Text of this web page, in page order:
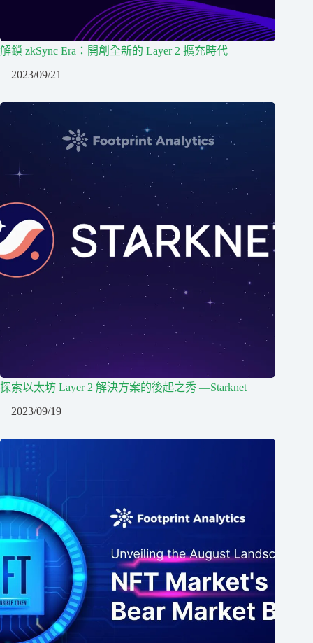
解鎖 zkSync Era：開創全新的 Layer 2 擴充時代
2023/09/21
探索以太坊 Layer 2 解決方案的後起之秀 —Starknet
2023/09/19